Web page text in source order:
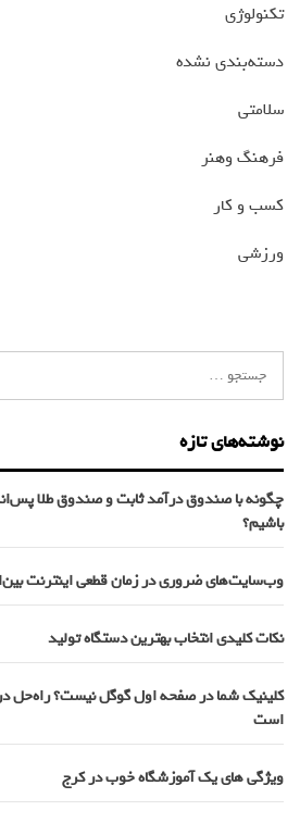
تکنولوژی
دسته‌بندی نشده
سلامتی
فرهنگ وهنر
کسب و کار
ورزشی
نوشته‌های تازه
چگونه با صندوق درآمد ثابت و صندوق طلا
باشیم؟
وب‌سایت‌های ضروری در زمان قطعی اینترنت
نکات کلیدی انتخاب بهترین دستگاه تولید
کلینیک شما در صفحه اول گوگل نیست؟
است
ویژگی های یک آموزشگاه خوب در کرج